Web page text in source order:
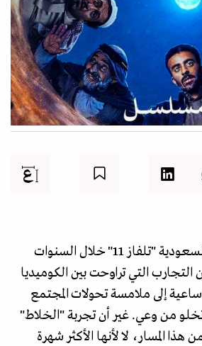
راكمت شركة الإنتاج السعودية "تلفاز 11" خلال السنوات
التجارب التي تراوحت بين الكوميديا
ساعية إلى ملامسة تحولات المجتمع
تخلو من وعي. غير أن تجربة "الخلاط"
المسار، لا لأنها الأكثر شهرة